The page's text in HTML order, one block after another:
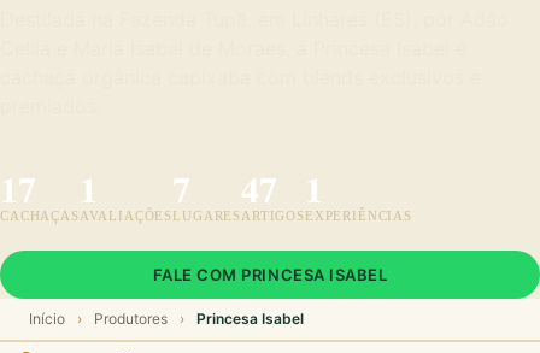
17
CACHAÇAS
1
AVALIAÇÕES
7
LUGARES
47
ARTIGOS
1
EXPERIÊNCIAS
FALE COM PRINCESA ISABEL
Início › Produtores › Princesa Isabel